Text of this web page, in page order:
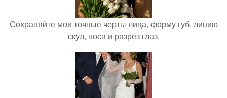
Сохраняйте мои точные черты лица, форму губ, линию
скул, носа и разрез глаз.